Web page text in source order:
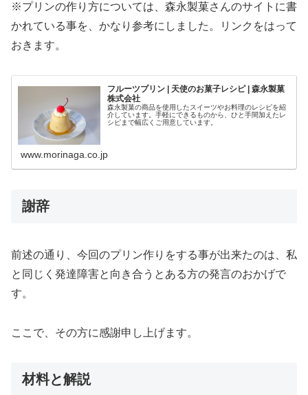
※プリンの作り方については、森永製菓さんのサイトに書
かれている事を、かなり参考にしました。リンクをはって
おきます。
フルーツプリン | 天使のお菓子レシピ | 森永製菓
株式会社
森永製菓の商品を使用したスイーツやお料理のレシピを紹
介しています。手軽にできるものから、ひと手間加えたレ
シピまで幅広くご用意しています。
www.morinaga.co.jp
謝辞
前述の通り、今回のプリン作りをする事が出来たのは、私
と同じく発達障害と向き合うとある方の発言のおかげで
す。
ここで、その方に感謝申し上げます。
材料と解説